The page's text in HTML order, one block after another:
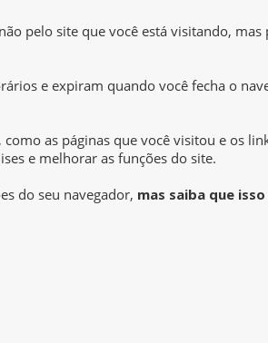
pelo site que você está visitando,
e expiram quando você fecha o
as páginas que você visitou e os
e melhorar as funções do site.
do seu navegador, mas saiba que